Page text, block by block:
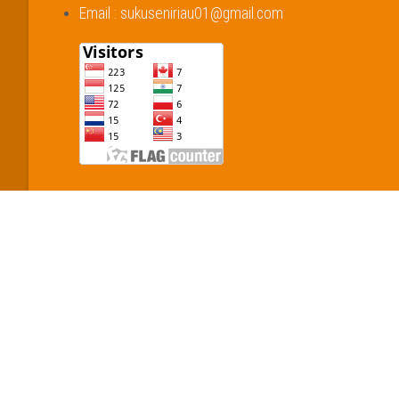
Email : sukuseniriau01@gmail.com